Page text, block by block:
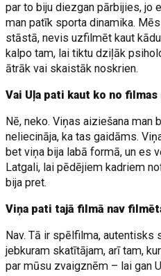
par to biju diezgan pārbijies, jo
man patīk sporta dinamika.
stāstā, nevis uzfilmēt kaut
kalpo tam, lai tiktu dziļāk
ātrāk vai skaistāk noskrien.
Vai Uļa pati kaut ko no filmas
Nē, neko. Viņas aiziešana
neliecināja, ka tas gaidāms.
bet viņa bija labā formā, un es
Latgali, lai pēdējiem kadriem
bija pret.
Viņa pati tajā filmā nav
Nav. Tā ir spēlfilma,
jebkuram skatītājam, arī tam,
par mūsu zvaigznēm – lai gan